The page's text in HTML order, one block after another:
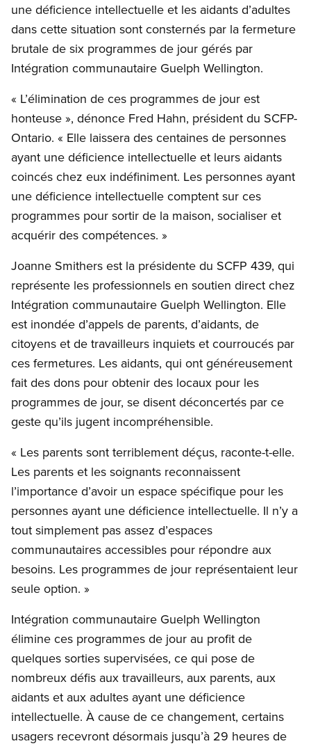
une déficience intellectuelle et les aidants d’adultes
dans cette situation sont consternés par la fermeture
brutale de six programmes de jour gérés par
Intégration communautaire Guelph Wellington.
« L’élimination de ces programmes de jour est
honteuse », dénonce Fred Hahn, président du SCFP-
Ontario. « Elle laissera des centaines de personnes
ayant une déficience intellectuelle et leurs aidants
coincés chez eux indéfiniment. Les personnes ayant
une déficience intellectuelle comptent sur ces
programmes pour sortir de la maison, socialiser et
acquérir des compétences. »
Joanne Smithers est la présidente du SCFP 439, qui
représente les professionnels en soutien direct chez
Intégration communautaire Guelph Wellington. Elle
est inondée d’appels de parents, d’aidants, de
citoyens et de travailleurs inquiets et courroucés par
ces fermetures. Les aidants, qui ont généreusement
fait des dons pour obtenir des locaux pour les
programmes de jour, se disent déconcertés par ce
geste qu’ils jugent incompréhensible.
« Les parents sont terriblement déçus, raconte-t-elle.
Les parents et les soignants reconnaissent
l’importance d’avoir un espace spécifique pour les
personnes ayant une déficience intellectuelle. Il n’y a
tout simplement pas assez d’espaces
communautaires accessibles pour répondre aux
besoins. Les programmes de jour représentaient leur
seule option. »
Intégration communautaire Guelph Wellington
élimine ces programmes de jour au profit de
quelques sorties supervisées, ce qui pose de
nombreux défis aux travailleurs, aux parents, aux
aidants et aux adultes ayant une déficience
intellectuelle. À cause de ce changement, certains
usagers recevront désormais jusqu’à 29 heures de